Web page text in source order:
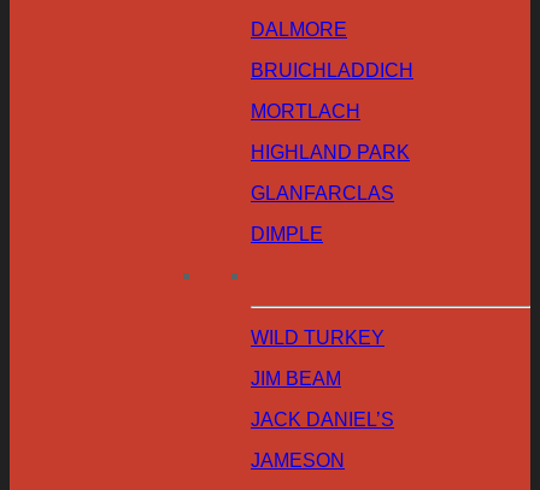
DALMORE
BRUICHLADDICH
MORTLACH
HIGHLAND PARK
GLANFARCLAS
DIMPLE
WILD TURKEY
JIM BEAM
JACK DANIEL’S
JAMESON